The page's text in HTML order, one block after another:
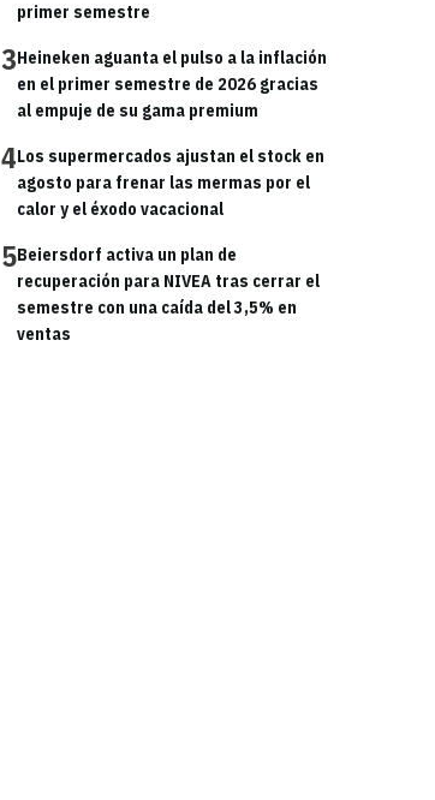
primer semestre
3Heineken aguanta el pulso a la inflación
en el primer semestre de 2026 gracias
al empuje de su gama premium
4Los supermercados ajustan el stock en
agosto para frenar las mermas por el
calor y el éxodo vacacional
5Beiersdorf activa un plan de
recuperación para NIVEA tras cerrar el
semestre con una caída del 3,5% en
ventas